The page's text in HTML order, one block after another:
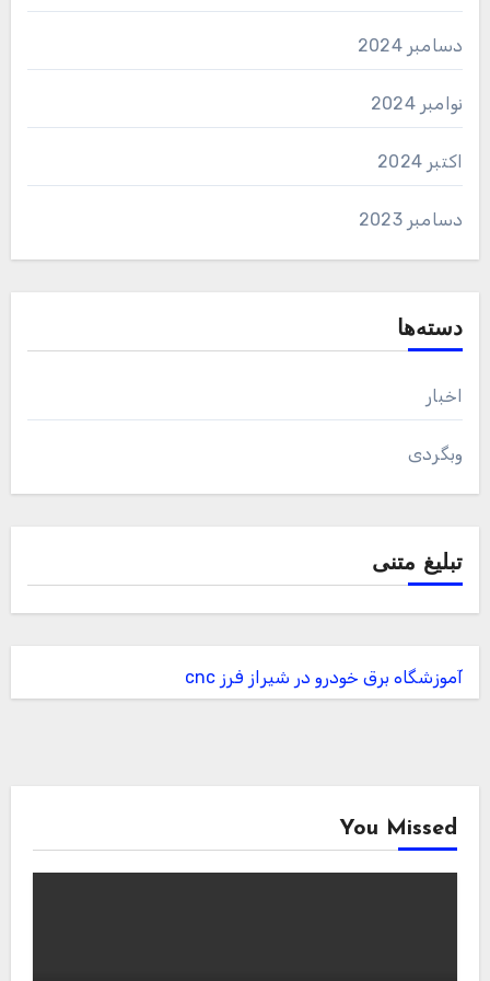
دسامبر 2024
نوامبر 2024
اکتبر 2024
دسامبر 2023
دسته‌ها
اخبار
وبگردی
تبلیغ متنی
آموزشگاه برق خودرو در شیراز فرز cnc
You Missed